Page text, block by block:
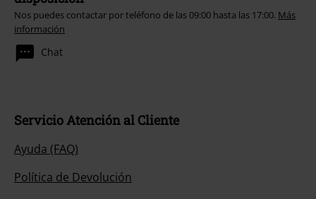
Nos puedes contactar por teléfono de las 09:00 hasta las 17:00.
información
Servicio Atención al Cliente
Ayuda (FAQ)
Política de Devolución